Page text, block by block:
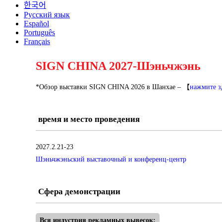
한국어
Русский язык
Español
Português
Français
SIGN CHINA 2027-Шэньчжэнь
*Обзор выставки SIGN CHINA 2026 в Шанхае – 【нажмите
время и место проведения
2027.2.21-23
Шэньчжэньский выставочный и конференц-центр
Сфера демонстрации
Вся индустрия рекламных вывесок: